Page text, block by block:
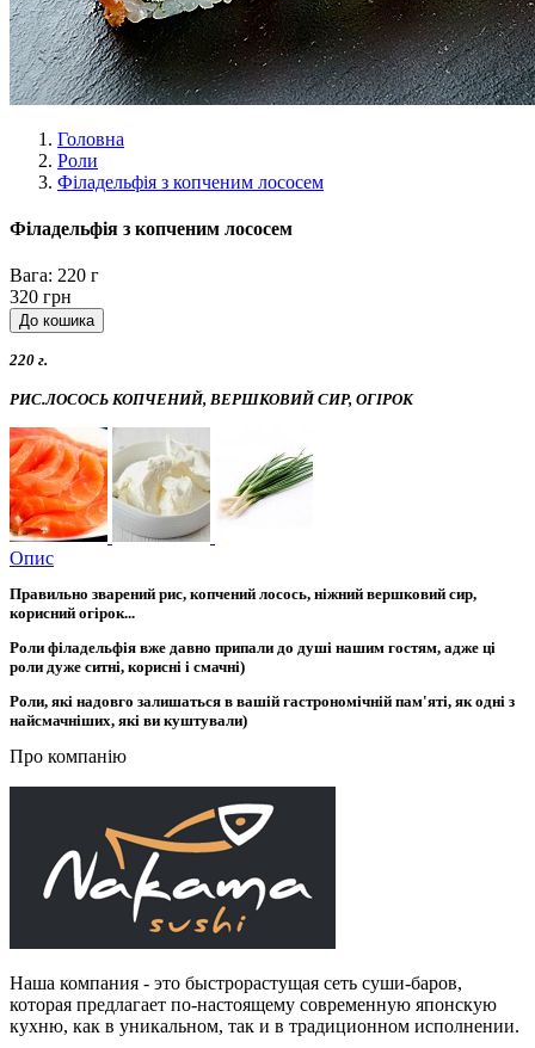
Головна
Роли
Філадельфія з копченим лососем
Філадельфія з копченим лососем
Вага: 220 г
320 грн
220 г.
РИС.ЛОСОСЬ КОПЧЕНИЙ, ВЕРШКОВИЙ СИР, ОГІРОК
Опис
Правильно зварений рис, копчений лосось, ніжний вершковий сир,
корисний огірок...
Роли філадельфія вже давно припали до душі нашим гостям, адже ці
роли дуже ситні, корисні і смачні)
Роли, які надовго залишаться в вашій гастрономічній пам'яті, як одні з
найсмачніших, які ви куштували)
Про компанію
Наша компания - это быстрорастущая сеть суши-баров,
которая предлагает по-настоящему современную японскую
кухню, как в уникальном, так и в традиционном исполнении.